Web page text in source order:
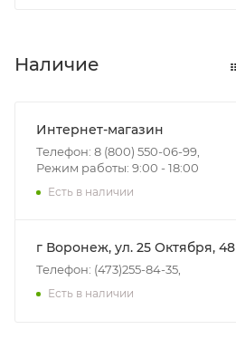
Наличие
Интернет-магазин
Телефон: 8 (800) 550-06-99,
Режим работы: 9:00 - 18:00
Есть в наличии
г Воронеж, ул. 25 Октября, 48
Телефон: (473)255-84-35,
Есть в наличии